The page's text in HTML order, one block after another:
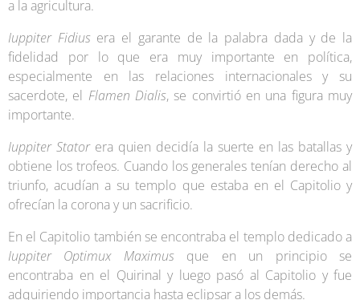
a la agricultura.
Iuppiter Fidiusera el garante de la palabra dada y de la
fidelidad por lo que era muy importante en política,
especialmente en las relaciones internacionales y su
sacerdote, el Flamen Dialis, se convirtió en una figura muy
importante.
Iuppiter Statorera quien decidía la suerte en las batallas y
obtiene los trofeos. Cuando los generales tenían derecho al
triunfo, acudían a su templo que estaba en el Capitolio y
ofrecían la corona y un sacrificio.
En el Capitolio también se encontraba el templo dedicado a
Iuppiter Optimux Maximusque en un principio se
encontraba en el Quirinal y luego pasó al Capitolio y fue
adquiriendo importancia hasta eclipsar a los demás.